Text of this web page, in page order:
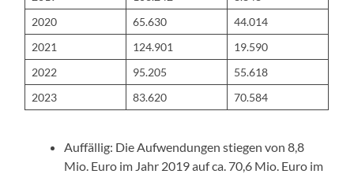
2020
65.630
44.014
2021
124.901
19.590
2022
95.205
55.618
2023
83.620 70.584
Auffällig: Die Aufwendungen stiegen von 8,8
Mio. Euro im Jahr 2019 auf ca. 70,6 Mio. Euro im